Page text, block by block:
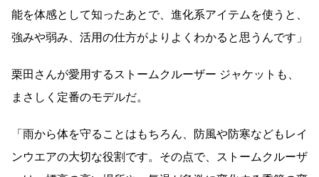
能を体感として知ったあとで、進化系アイテムを使うと、
強みや弱み、活用の仕方がよりよくわかると思うんです」
栗田さんが愛用するストームクルーザー ジャケットも、
まさしく定番のモデルだ。
「雨から体を守ることはもちろん、防風や防寒などもレイ
ンウエアの大切な役割です。その点で、ストームクルーザ